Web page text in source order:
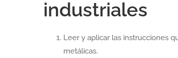
industriales
Leer y aplicar las instrucciones
metálicas.